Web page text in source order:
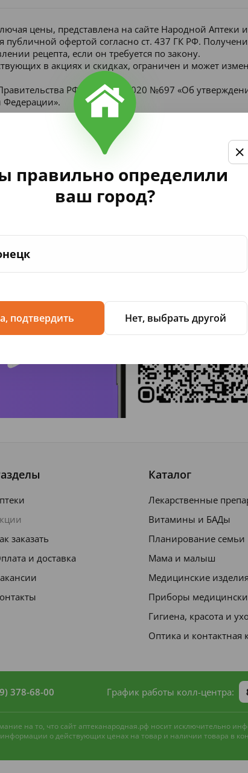
правильно определили
ваш город?
подтвердить Нет, выбрать другой
цены, представлена на сайте Народной
публичной офертой согласно ст. 437 ГК РФ.
рецепта, если он требуется по закону.
в акциях и скидках, ограничен и может
РФ от 16 мая 2020 №697 «Об
Федерации».
заказать
и доставка
Каталог
Лекарственные
Витамины и БАДы
Планирование семьи
Мама и малыш
Медицинские изделия
Приборы
Гигиена, красота и
Оптика и контактная
378-68-00 График работы колл-центра:
на то, что сайт аптеканародная.рф носит исключительно
о действующих ценах на товар и наличии товара в